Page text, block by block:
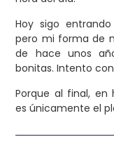
Hoy sigo
pero mi forma de
de hace unos
bonitas. Intento
Porque al final, en
es únicamente el